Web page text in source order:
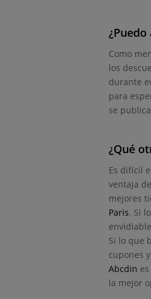
Como
los
durante
para
se
¿Qué
Es difícil
ventaja
mejores
Paris. Si
Si lo que
cupones
Abcdin
la mejor